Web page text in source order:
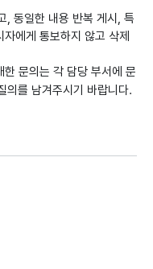
, 동일한 내용 반복 게시, 특
에게 통보하지 않고 삭제
문의는 각 담당 부서에 문
의를 남겨주시기 바랍니다.